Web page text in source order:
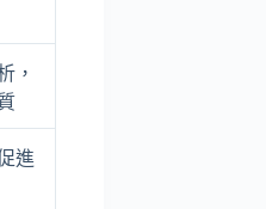
，
進